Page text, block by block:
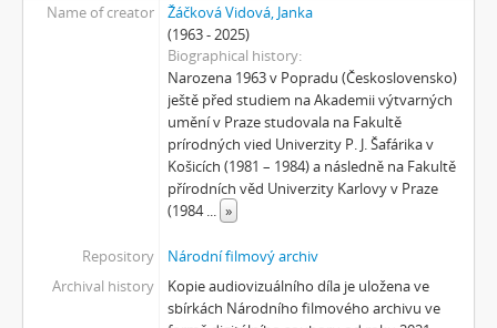
Name of creator
Žáčková Vidová, Janka
(1963 - 2025)
Biographical history
Narozena 1963 v Popradu (Československo)
ještě před studiem na Akademii výtvarných
umění v Praze studovala na Fakultě
prírodných vied Univerzity P. J. Šafárika v
Košicích (1981 – 1984) a následně na Fakultě
přírodních věd Univerzity Karlovy v Praze
(1984... »
Repository
Národní filmový archiv
Archival history
Kopie audiovizuálního díla je uložena ve
sbírkách Národního filmového archivu ve